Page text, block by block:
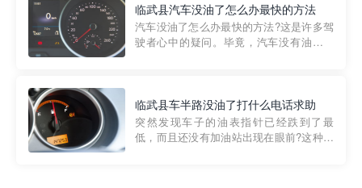
的送油师傅，解决没油的紧急情况。 首
先，让我们来了解一下穿...
临武县汽车没油了怎么办最快的方法
汽车没油了怎么办最快的方法?这是许多驾
驶者心中的疑问。毕竟，汽车没有油就无
越者小程序是一款专门解决汽车没油问题
的在线服务平台。通过...
临武县车半路没油了打什么电话求助
突然发现车子的油表指针已经跌到了最
低，而且还没有加油站出现在眼前?这种情